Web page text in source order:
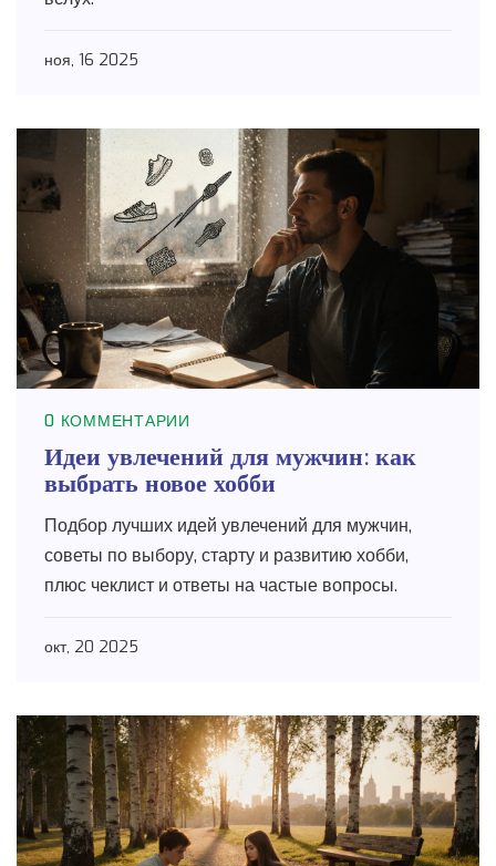
ноя, 16 2025
0 КОММЕНТАРИИ
Идеи увлечений для мужчин: как
выбрать новое хобби
Подбор лучших идей увлечений для мужчин,
советы по выбору, старту и развитию хобби,
плюс чеклист и ответы на частые вопросы.
окт, 20 2025